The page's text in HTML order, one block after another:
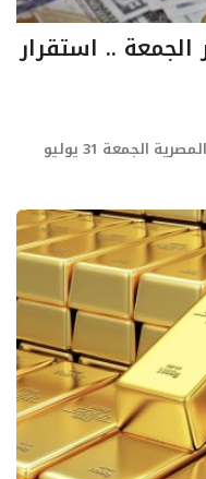
.. استقرار
هل استقر سعر الدولار اليوم في البنوك المصرية الجمعة 31 يوليو